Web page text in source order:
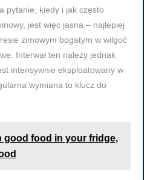
pytanie, kiedy i jak często
jest więc jasna – najlepiej
zimowym bogatym w wilgoć
Interwał ten należy jednak
intensywnie eksploatowany w
wymiana to klucz do
good food in your fridge,